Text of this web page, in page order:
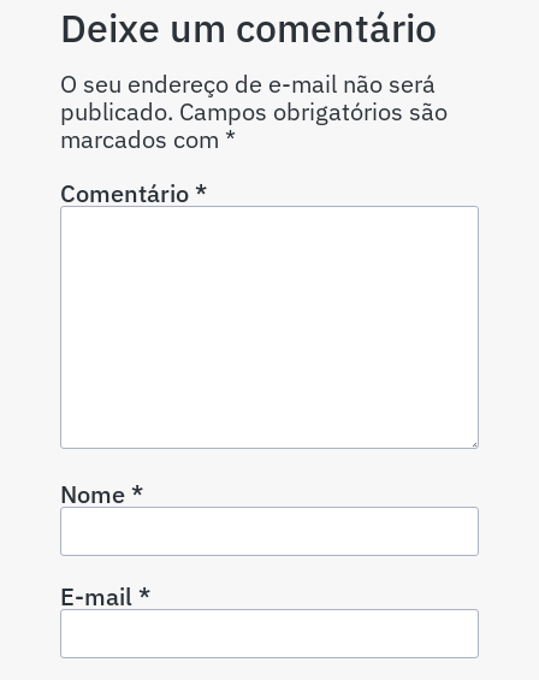
Deixe um comentário
O seu endereço de e-mail não será
publicado. Campos obrigatórios são
marcados com *
Comentário*
Nome*
E-mail*